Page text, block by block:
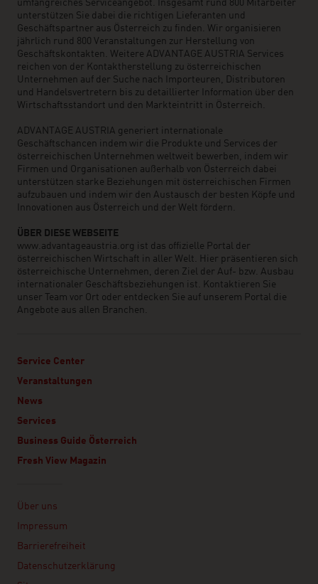
umfangreiches Serviceangebot. Insgesamt rund 800 Mitarbeiter
unterstützen Sie dabei die richtigen Lieferanten und
Geschäftspartner aus Österreich zu finden. Wir organisieren
jährlich rund 800 Veranstaltungen zur Herstellung von
Geschäftskontakten. Weitere ADVANTAGE AUSTRIA Services
reichen von der Kontaktherstellung zu österreichischen
Unternehmen auf der Suche nach Importeuren, Distributoren
und Handelsvertretern bis zu detaillierter Information über den
Wirtschaftsstandort und den Markteintritt in Österreich.
ADVANTAGE AUSTRIA generiert internationale
Geschäftschancen indem wir die Produkte und Services der
österreichischen Unternehmen weltweit bewerben, indem wir
Firmen und Organisationen außerhalb von Österreich dabei
unterstützen starke Beziehungen mit österreichischen Firmen
aufzubauen und indem wir den Austausch der besten Köpfe und
Innovationen aus Österreich und der Welt fördern.
ÜBER DIESE WEBSEITE
www.advantageaustria.org ist das offizielle Portal der
österreichischen Wirtschaft in aller Welt. Hier präsentieren sich
österreichische Unternehmen, deren Ziel der Auf- bzw. Ausbau
internationaler Geschäftsbeziehungen ist. Kontaktieren Sie
unser Team vor Ort oder entdecken Sie auf unserem Portal die
Angebote aus allen Branchen.
Service Center
Veranstaltungen
News
Services
Business Guide Österreich
Fresh View Magazin
Über uns
Impressum
Barrierefreiheit
Datenschutzerklärung